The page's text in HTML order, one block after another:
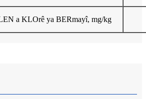
a KLOrê ya BERmayî, mg/kg